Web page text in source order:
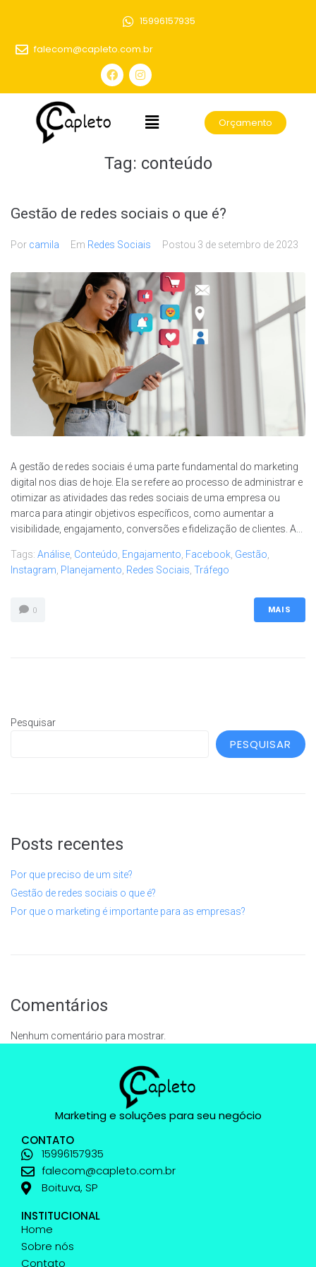
15996157935
falecom@capleto.com.br
Orçamento
Tag: conteúdo
Gestão de redes sociais o que é?
Por camila Em Redes Sociais Postou 3 de setembro de 2023
A gestão de redes sociais é uma parte fundamental do marketing
digital nos dias de hoje. Ela se refere ao processo de administrar e
otimizar as atividades das redes sociais de uma empresa ou
marca para atingir objetivos específicos, como aumentar a
visibilidade, engajamento, conversões e fidelização de clientes. A...
Tags: Análise, Conteúdo, Engajamento, Facebook, Gestão,
Instagram, Planejamento, Redes Sociais, Tráfego
0 MAIS
Pesquisar
PESQUISAR
Posts recentes
Por que preciso de um site?
Gestão de redes sociais o que é?
Por que o marketing é importante para as empresas?
Comentários
Nenhum comentário para mostrar.
Marketing e soluções para seu negócio
CONTATO
15996157935
falecom@capleto.com.br
Boituva, SP
INSTITUCIONAL
Home
Sobre nós
Contato